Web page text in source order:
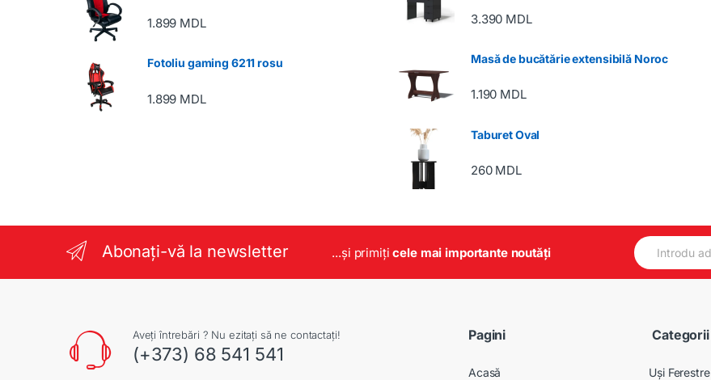
1.899 MDL
Fotoliu gaming 6211 rosu
1.899 MDL
3.390 MDL
Masă de bucătărie extensibilă Noroc
1.190 MDL
Taburet Oval
260 MDL
Abonați-vă la newsletter ...și primițicele mai importante noutăți
E
m
Aveți întrebări ? Nu ezitați să ne contactați!
(+373) 68 541 541
Pagini
Acasă
Categorii
Uși Ferestre